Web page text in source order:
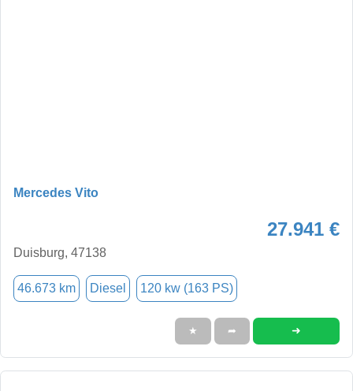
Mercedes Vito
27.941 €
Duisburg, 47138
46.673 km Diesel 120 kw (163 PS)
★ ➦ ➜